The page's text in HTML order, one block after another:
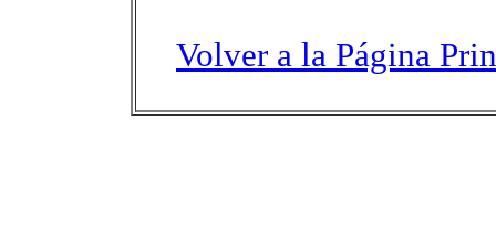
Volver a la Página